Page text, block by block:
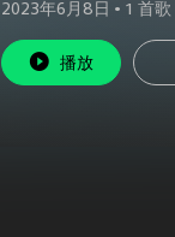
2023年6月8日 • 1 首歌
播放